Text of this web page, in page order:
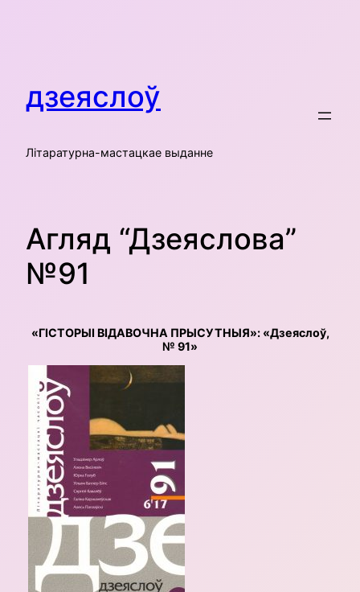
дзеяслоў
Літаратурна-мастацкае выданне
Агляд “Дзеяслова”
№91
«ГІСТОРЫІ ВІДАВОЧНА ПРЫСУТНЫЯ»: «Дзеяслоў,
№ 91»